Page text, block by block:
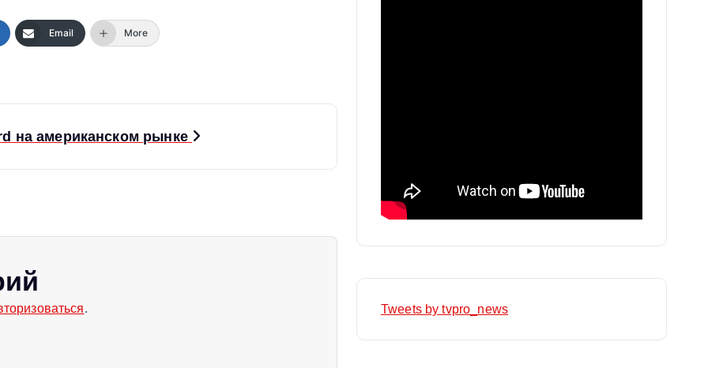
Email More
на американском рынке
. Tweets by tvpro_news